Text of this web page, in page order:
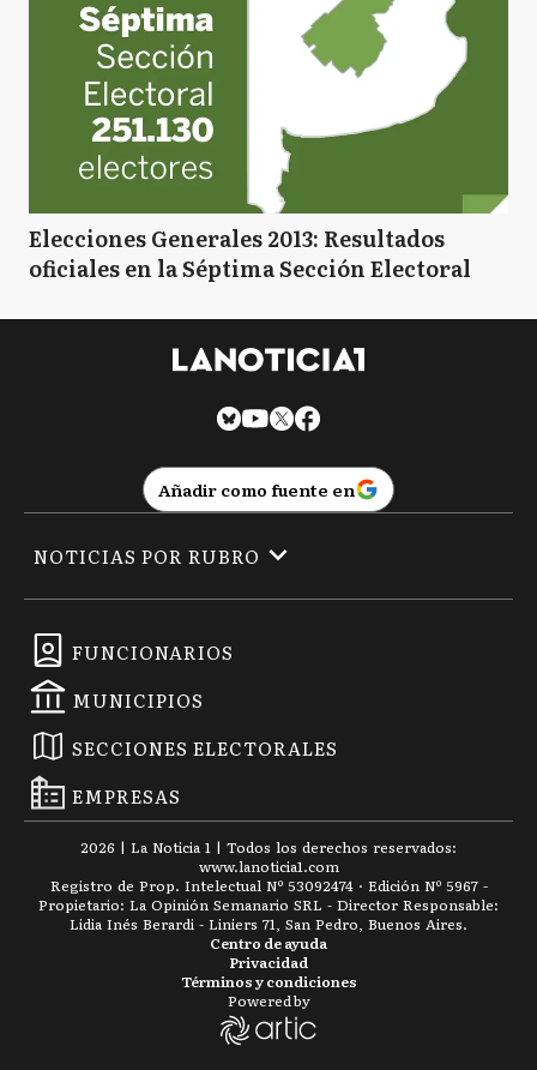
Elecciones Generales 2013: Resultados
oficiales en la Séptima Sección Electoral
Añadir como fuente en
FUNCIONARIOS
MUNICIPIOS
SECCIONES ELECTORALES
EMPRESAS
NOTICIAS POR RUBRO
2026 | La Noticia 1 | Todos los derechos reservados:
www.lanoticia1.com
Registro de Prop. Intelectual Nº 53092474 · Edición Nº 5967 -
Propietario: La Opinión Semanario SRL - Director Responsable:
Lidia Inés Berardi - Liniers 71, San Pedro, Buenos Aires.
Términos y condiciones
Privacidad
Centro de ayuda
Powered by